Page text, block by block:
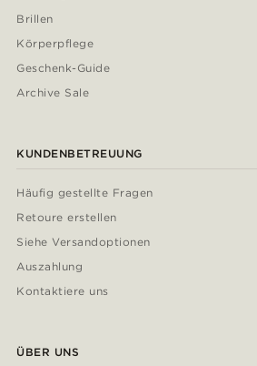
Brillen
Körperpflege
Geschenk-Guide
Archive Sale
KUNDENBETREUUNG
Häufig gestellte Fragen
Retoure erstellen
Siehe Versandoptionen
Auszahlung
Kontaktiere uns
ÜBER UNS